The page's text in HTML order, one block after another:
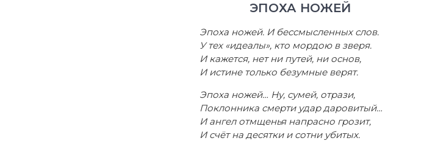
ЭПОХА НОЖЕЙ
Эпоха ножей. И бессмысленных слов.
У тех «идеалы», кто мордою в зверя.
И кажется, нет ни путей, ни основ,
И истине только безумные верят.
Эпоха ножей… Ну, сумей, отрази,
Поклонника смерти удар даровитый…
И ангел отмщенья напрасно грозит,
И счёт на десятки и сотни убитых.